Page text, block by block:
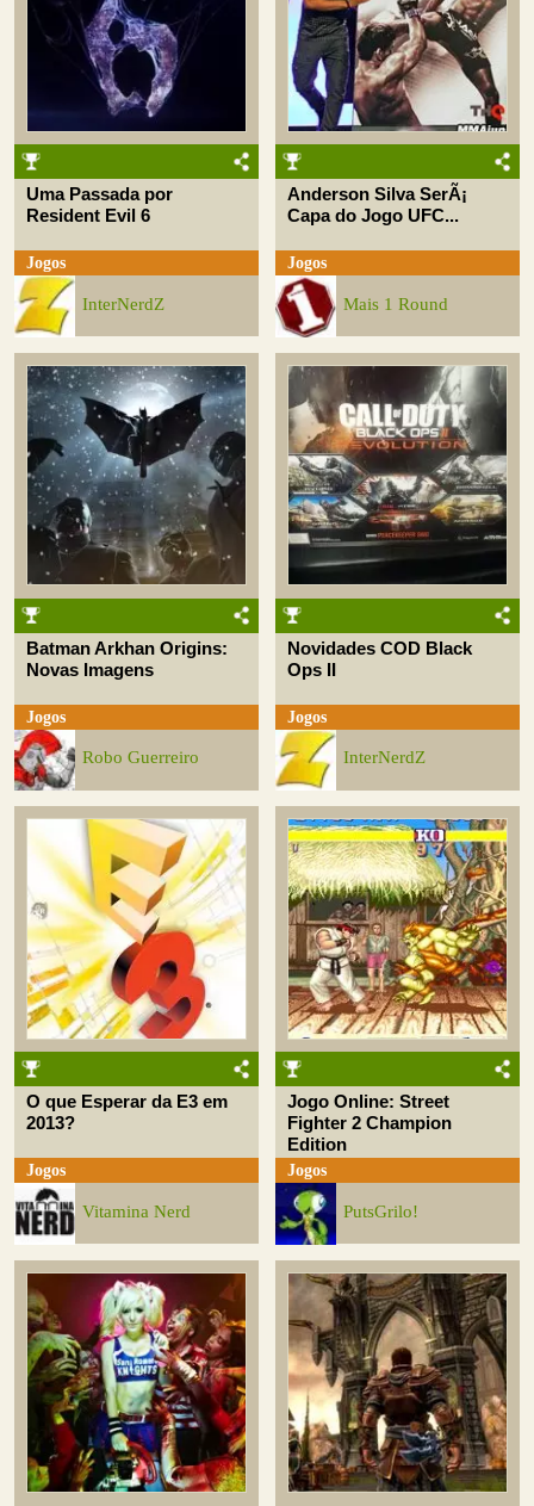
Uma Passada por
Resident Evil 6
Jogos
InterNerdZ
Anderson Silva SerÃ¡
Capa do Jogo UFC...
Jogos
Mais 1 Round
Batman Arkhan Origins:
Novas Imagens
Jogos
Robo Guerreiro
Novidades COD Black
Ops II
Jogos
InterNerdZ
O que Esperar da E3 em
2013?
Jogos
Vitamina Nerd
Jogo Online: Street
Fighter 2 Champion
Edition
Jogos
PutsGrilo!